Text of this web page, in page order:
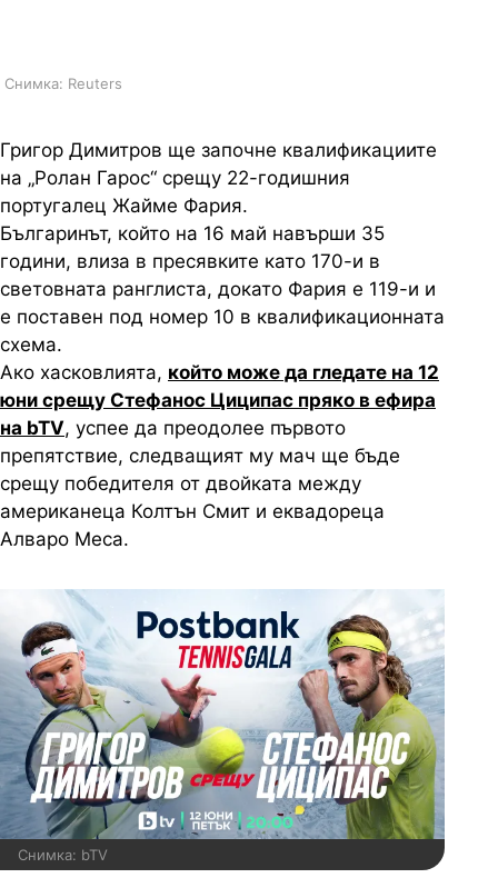
Снимка: Reuters
Григор Димитров ще започне квалификациите
на „Ролан Гарос“ срещу 22-годишния
португалец Жайме Фария.
Българинът, който на 16 май навърши 35
години, влиза в пресявките като 170-и в
световната ранглиста, докато Фария е 119-и и
е поставен под номер 10 в квалификационната
схема.
Ако хасковлията, който може да гледате на 12
юни срещу Стефанос Циципас пряко в ефира
на bTV, успее да преодолее първото
препятствие, следващият му мач ще бъде
срещу победителя от двойката между
американеца Колтън Смит и еквадореца
Алваро Меса.
Снимка: bTV